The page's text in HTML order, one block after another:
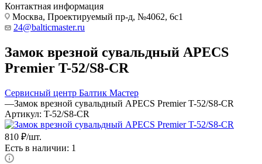
Контактная информация
Москва, Проектируемый пр-д, №4062, 6с1
24@balticmaster.ru
Замок врезной сувальдный APECS
Premier T-52/S8-CR
Сервисный центр Балтик Мастер
—Замок врезной сувальдный APECS Premier T-52/S8-CR
Артикул: T-52/S8-CR
810 ₽/шт.
Есть в наличии: 1